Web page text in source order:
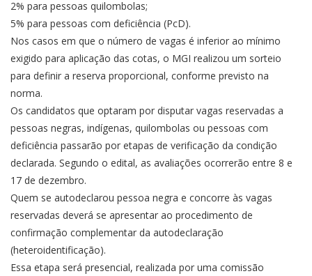
2% para pessoas quilombolas;
5% para pessoas com deficiência (PcD).
Nos casos em que o número de vagas é inferior ao mínimo
exigido para aplicação das cotas, o MGI realizou um sorteio
para definir a reserva proporcional, conforme previsto na
norma.
Os candidatos que optaram por disputar vagas reservadas a
pessoas negras, indígenas, quilombolas ou pessoas com
deficiência passarão por etapas de verificação da condição
declarada. Segundo o edital, as avaliações ocorrerão entre 8 e
17 de dezembro.
Quem se autodeclarou pessoa negra e concorre às vagas
reservadas deverá se apresentar ao procedimento de
confirmação complementar da autodeclaração
(heteroidentificação).
Essa etapa será presencial, realizada por uma comissão